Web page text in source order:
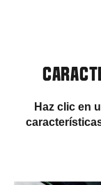
Haz clic en